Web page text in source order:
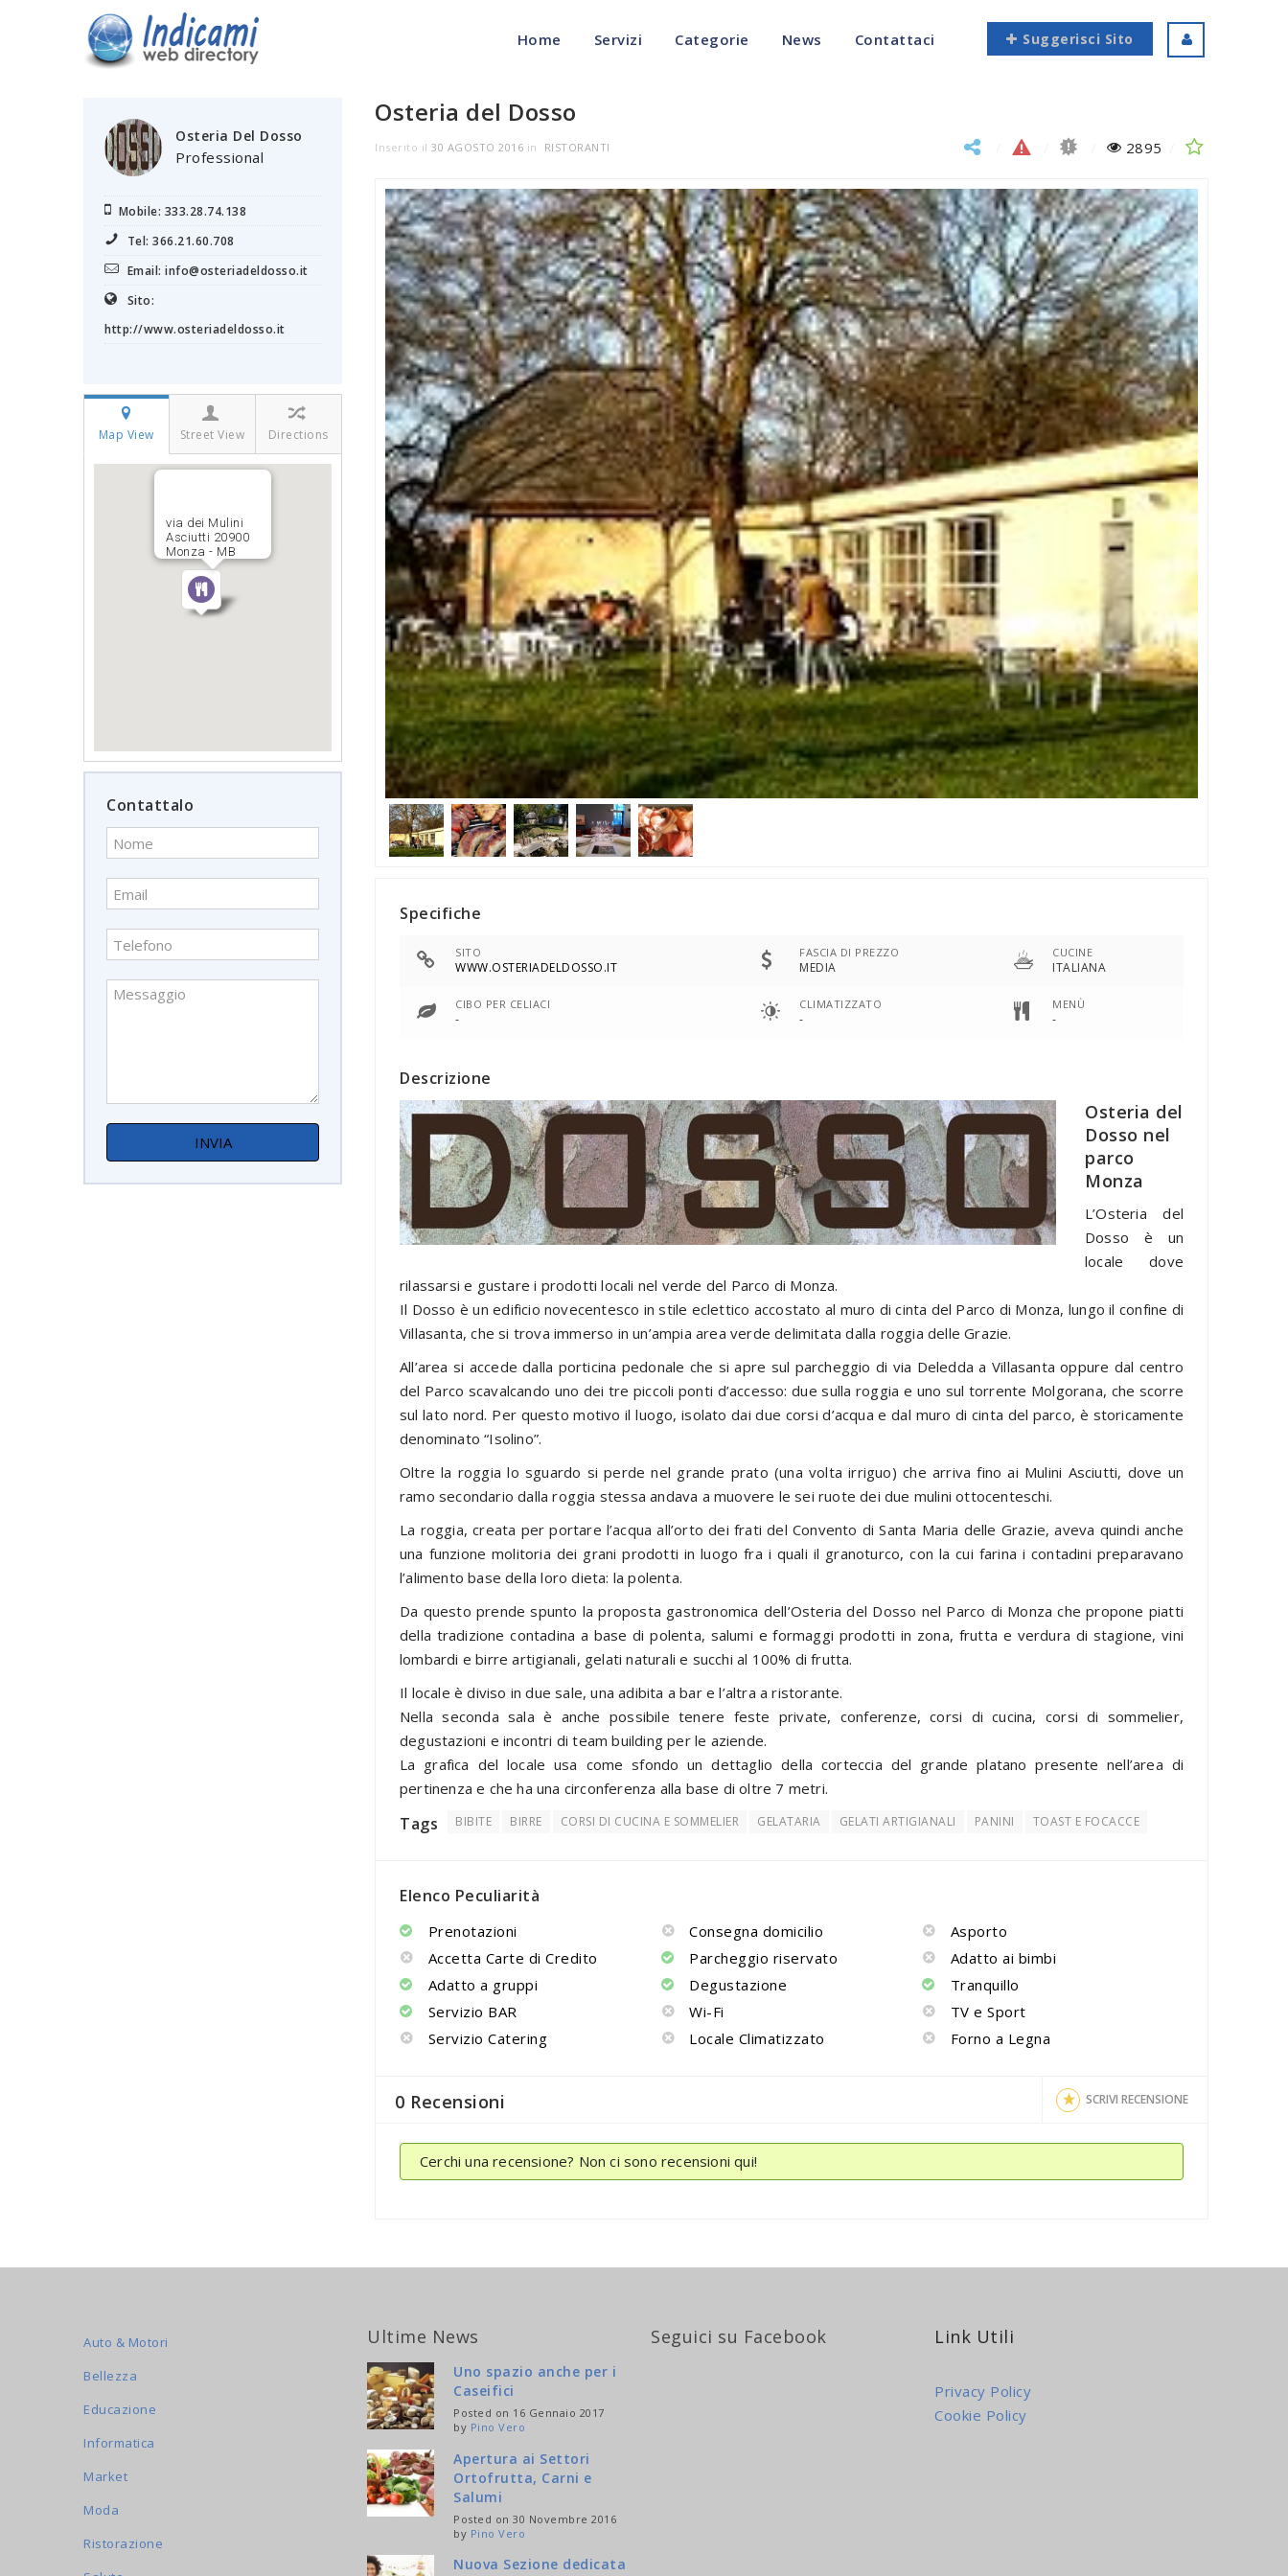
Home Servizi Categorie News Contattaci Suggerisci Sito
Osteria Del Dosso
Professional
Mobile: 333.28.74.138
Tel: 366.21.60.708
Email: info@osteriadeldosso.it
Sito:
http://www.osteriadeldosso.it
Map View Street View Directions
via dei Mulini
Asciutti 20900
Monza - MB
Contattalo
Osteria del Dosso
Inserito il 30 AGOSTO 2016 in RISTORANTI 2895
Specifiche
SITO
WWW.OSTERIADELDOSSO.IT
FASCIA DI PREZZO
MEDIA
CUCINE
ITALIANA
CIBO PER CELIACI
-
CLIMATIZZATO
-
MENÙ
-
Descrizione
Osteria del
Dosso nel
parco
Monza
L’Osteria del
Dosso è un
locale dove
rilassarsi e gustare i prodotti locali nel verde del Parco di Monza.
Il Dosso è un edificio novecentesco in stile eclettico accostato al muro di cinta del Parco di Monza, lungo il confine di
Villasanta, che si trova immerso in un’ampia area verde delimitata dalla roggia delle Grazie.
All’area si accede dalla porticina pedonale che si apre sul parcheggio di via Deledda a Villasanta oppure dal centro
del Parco scavalcando uno dei tre piccoli ponti d’accesso: due sulla roggia e uno sul torrente Molgorana, che scorre
sul lato nord. Per questo motivo il luogo, isolato dai due corsi d’acqua e dal muro di cinta del parco, è storicamente
denominato “Isolino”.
Oltre la roggia lo sguardo si perde nel grande prato (una volta irriguo) che arriva fino ai Mulini Asciutti, dove un
ramo secondario dalla roggia stessa andava a muovere le sei ruote dei due mulini ottocenteschi.
La roggia, creata per portare l’acqua all’orto dei frati del Convento di Santa Maria delle Grazie, aveva quindi anche
una funzione molitoria dei grani prodotti in luogo fra i quali il granoturco, con la cui farina i contadini preparavano
l’alimento base della loro dieta: la polenta.
Da questo prende spunto la proposta gastronomica dell’Osteria del Dosso nel Parco di Monza che propone piatti
della tradizione contadina a base di polenta, salumi e formaggi prodotti in zona, frutta e verdura di stagione, vini
lombardi e birre artigianali, gelati naturali e succhi al 100% di frutta.
Il locale è diviso in due sale, una adibita a bar e l’altra a ristorante.
Nella seconda sala è anche possibile tenere feste private, conferenze, corsi di cucina, corsi di sommelier,
degustazioni e incontri di team building per le aziende.
La grafica del locale usa come sfondo un dettaglio della corteccia del grande platano presente nell’area di
pertinenza e che ha una circonferenza alla base di oltre 7 metri.
Tags BIBITE BIRRE CORSI DI CUCINA E SOMMELIER GELATARIA GELATI ARTIGIANALI PANINI TOAST E FOCACCE
Elenco Peculiarità
Prenotazioni Consegna domicilio
Asporto
Accetta Carte di Credito
Parcheggio riservato
Adatto ai bimbi
Adatto a gruppi
Degustazione
Tranquillo
Servizio BAR
Wi-Fi
TV e Sport
Servizio Catering
Locale Climatizzato Forno a Legna
0 Recensioni SCRIVI RECENSIONE
Cerchi una recensione? Non ci sono recensioni qui!
Auto & Motori
Bellezza
Educazione
Informatica
Market
Moda
Ristorazione
Ultime News
Uno spazio anche per i
Caseifici
Posted on 16 Gennaio 2017
by Pino Vero
Apertura ai Settori
Ortofrutta, Carni e
Salumi
Posted on 30 Novembre 2016
by Pino Vero
Nuova Sezione dedicata
Seguici su Facebook Link Utili
Privacy Policy
Cookie Policy